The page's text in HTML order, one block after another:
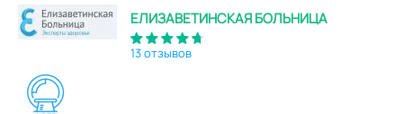
ЕЛИЗАВЕТИНСКАЯ БОЛЬНИЦА
13 отзывов